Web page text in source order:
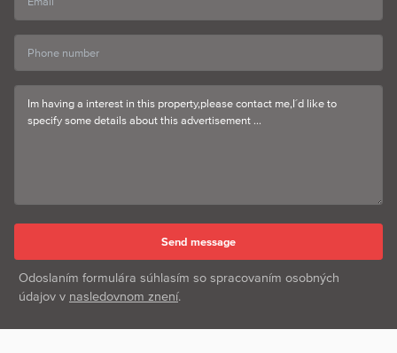
Odoslaním formulára súhlasím so spracovaním osobných
údajov v nasledovnom znení.